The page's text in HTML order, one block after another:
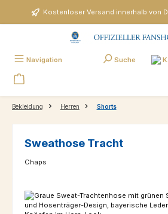
Zum Hauptinhalt springenKostenloser Versand innerhalb von
Navigation Suche
Bekleidung Herren Shorts
Sweathose Tracht
Chaps
Bildergalerie überspringen